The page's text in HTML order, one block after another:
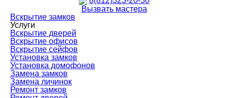
Вызвать мастера
Вскрытие замков
Услуги
Вскрытие дверей
Вскрытие офисов
Вскрытие сейфов
Установка замков
Установка домофонов
Замена замков
Замена личинок
Ремонт замков